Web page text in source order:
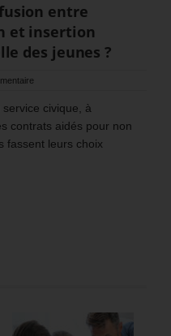
entre
et insertion
des jeunes ?
civique, à
contrats aidés pour non
fassent leurs choix